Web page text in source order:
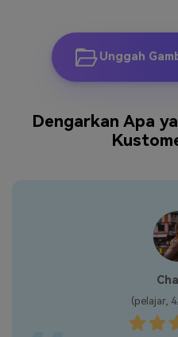
Unggah
Dengarkan Apa
(pelajar,